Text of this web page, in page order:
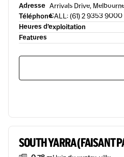
Adresse Arrivals Drive,
TéléphoneCALL: (61) 2 9353 9000
Heures d’exploitation
Features
SOUTH YARRA (FAISANT